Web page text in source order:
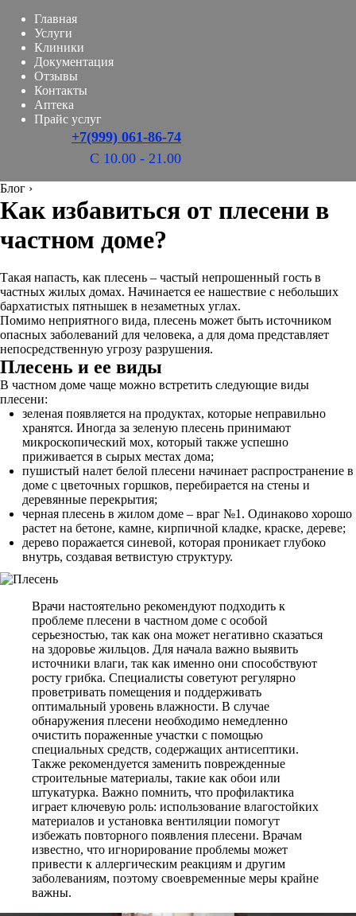
Главная
Услуги
Клиники
Документация
Отзывы
Контакты
Аптека
Прайс услуг
+7(999) 061-86-74
С 10.00 - 21.00
Блог ›
Как избавиться от плесени в
частном доме?
Такая напасть, как плесень – частый непрошенный гость в
частных жилых домах. Начинается ее нашествие с небольших
бархатистых пятнышек в незаметных углах.
Помимо неприятного вида, плесень может быть источником
опасных заболеваний для человека, а для дома представляет
непосредственную угрозу разрушения.
Плесень и ее виды
В частном доме чаще можно встретить следующие виды
плесени:
зеленая появляется на продуктах, которые неправильно
хранятся. Иногда за зеленую плесень принимают
микроскопический мох, который также успешно
приживается в сырых местах дома;
пушистый налет белой плесени начинает распространение в
доме с цветочных горшков, перебирается на стены и
деревянные перекрытия;
черная плесень в жилом доме – враг №1. Одинаково хорошо
растет на бетоне, камне, кирпичной кладке, краске, дереве;
дерево поражается синевой, которая проникает глубоко
внутрь, создавая ветвистую структуру.
Врачи настоятельно рекомендуют подходить к
проблеме плесени в частном доме с особой
серьезностью, так как она может негативно сказаться
на здоровье жильцов. Для начала важно выявить
источники влаги, так как именно они способствуют
росту грибка. Специалисты советуют регулярно
проветривать помещения и поддерживать
оптимальный уровень влажности. В случае
обнаружения плесени необходимо немедленно
очистить пораженные участки с помощью
специальных средств, содержащих антисептики.
Также рекомендуется заменить поврежденные
строительные материалы, такие как обои или
штукатурка. Важно помнить, что профилактика
играет ключевую роль: использование влагостойких
материалов и установка вентиляции помогут
избежать повторного появления плесени. Врачам
известно, что игнорирование проблемы может
привести к аллергическим реакциям и другим
заболеваниям, поэтому своевременные меры крайне
важны.